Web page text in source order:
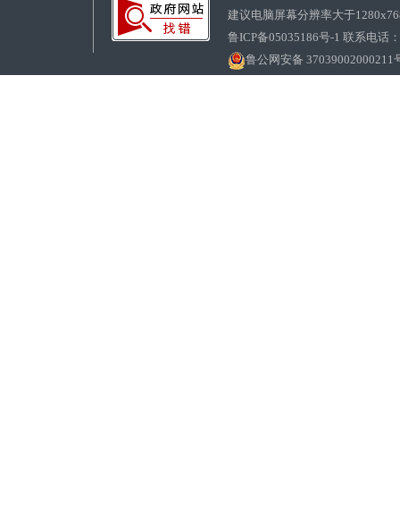
建议电脑屏幕分辨率大于
鲁ICP备05035186号-1 联系电话
鲁公网安备 37039002000211